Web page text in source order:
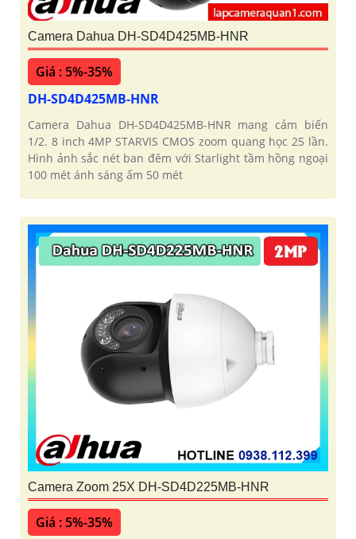
Camera Dahua DH-SD4D425MB-HNR
Giá : 5%-35%
DH-SD4D425MB-HNR
Camera Dahua DH-SD4D425MB-HNR mang cảm biến
1/2. 8 inch 4MP STARVIS CMOS zoom quang học 25 lần.
Hình ảnh sắc nét ban đêm với Starlight tầm hồng ngoại
100 mét ánh sáng ấm 50 mét
Camera Zoom 25X DH-SD4D225MB-HNR
Giá : 5%-35%